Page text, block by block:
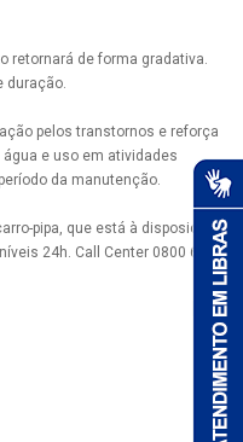
retornará de forma gradativa.
duração.
pelos transtornos e reforça
e uso em atividades
da manutenção.
pipa, que está à disposição
24h. Call Center 0800 690